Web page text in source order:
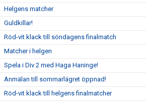
Helgens matcher
Guldkillar!
Röd-vit klack till söndagens finalmatch
Matcher i helgen
Spela i Div 2 med Haga Haninge!
Anmälan till sommarlägret öppnad!
Röd-vit klack till helgens finalmatcher